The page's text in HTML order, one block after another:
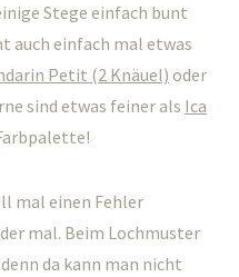
Stege einfach bunt
auch einfach mal etwas
Petit (2 Knäuel) oder
sind etwas feiner als Ica
mal einen Fehler
mal. Beim Lochmuster
da kann man nicht